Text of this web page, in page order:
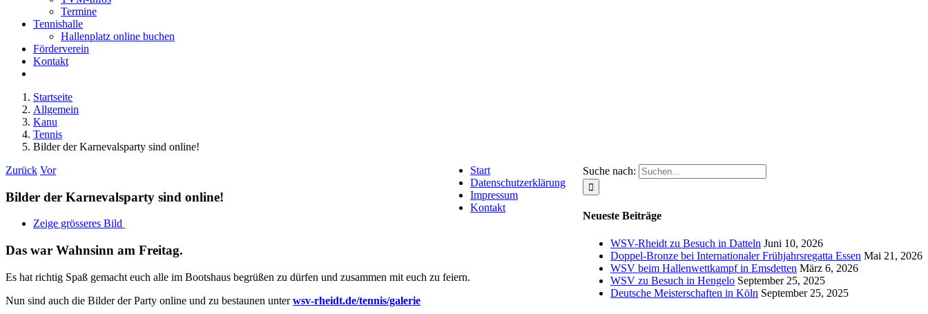
Termine
Tennishalle
Hallenplatz online buchen
Förderverein
Kontakt
Startseite
Allgemein
Kanu
Tennis
Bilder der Karnevalsparty sind online!
Zurück Vor
Bilder der Karnevalsparty sind online!
Zeige grösseres Bild
Das war Wahnsinn am Freitag.
Es hat richtig Spaß gemacht euch alle im Bootshaus begrüßen zu dürfen und zusammen mit euch zu feiern.
Nun sind auch die Bilder der Party online und zu bestaunen unterwsv-rheidt.de/tennis/galerie
Suche nach:
Neueste Beiträge
WSV-Rheidt zu Besuch in Datteln Juni 10, 2026
Doppel-Bronze bei Internationaler Frühjahrsregatta Essen Mai 21, 2026
WSV beim Hallenwettkampf in Emsdetten März 6, 2026
WSV zu Besuch in Hengelo September 25, 2025
Deutsche Meisterschaften in Köln September 25, 2025
Start
Datenschutzerklärung
Impressum
Kontakt